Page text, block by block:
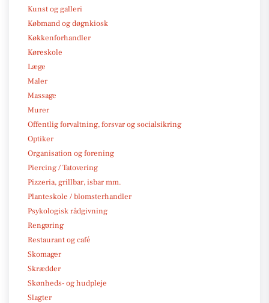
Kunst og galleri
Købmand og døgnkiosk
Køkkenforhandler
Køreskole
Læge
Maler
Massage
Murer
Offentlig forvaltning, forsvar og socialsikring
Optiker
Organisation og forening
Piercing / Tatovering
Pizzeria, grillbar, isbar mm.
Planteskole / blomsterhandler
Psykologisk rådgivning
Rengøring
Restaurant og café
Skomager
Skrædder
Skønheds- og hudpleje
Slagter